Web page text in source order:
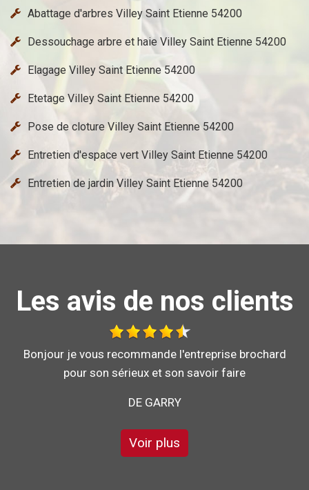
Abattage d'arbres Villey Saint Etienne 54200
Dessouchage arbre et haie Villey Saint Etienne 54200
Elagage Villey Saint Etienne 54200
Etetage Villey Saint Etienne 54200
Pose de cloture Villey Saint Etienne 54200
Entretien d'espace vert Villey Saint Etienne 54200
Entretien de jardin Villey Saint Etienne 54200
Les avis de nos clients
Bonjour je vous recommande l'entreprise brochard
pour son sérieux et son savoir faire
DE GARRY
Voir plus